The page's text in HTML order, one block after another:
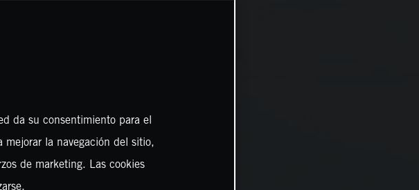
da su consentimiento para el
mejorar la navegación del sitio,
de marketing. Las cookies